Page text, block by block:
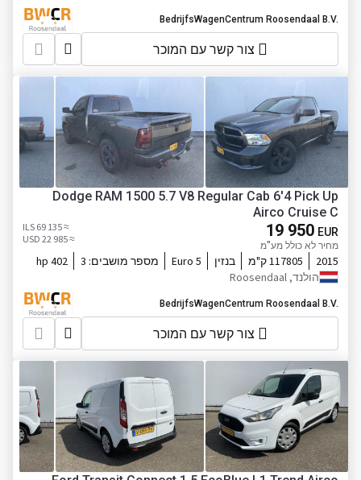
BedrijfsWagenCentrum Roosendaal B.V.
צור קשר עם המוכר
Dodge RAM 1500 5.7 V8 Regular Cab 6'4 Pick Up
Airco Cruise C
19 950 EUR
מחיר לא כולל מע"מ
≈ 69 135 ILS
≈ 22 985 USD
2015 117805 ק"מ בנזין Euro 5 מספר מושבים: 3
402 hp
הולנד, Roosendaal
BedrijfsWagenCentrum Roosendaal B.V.
צור קשר עם המוכר